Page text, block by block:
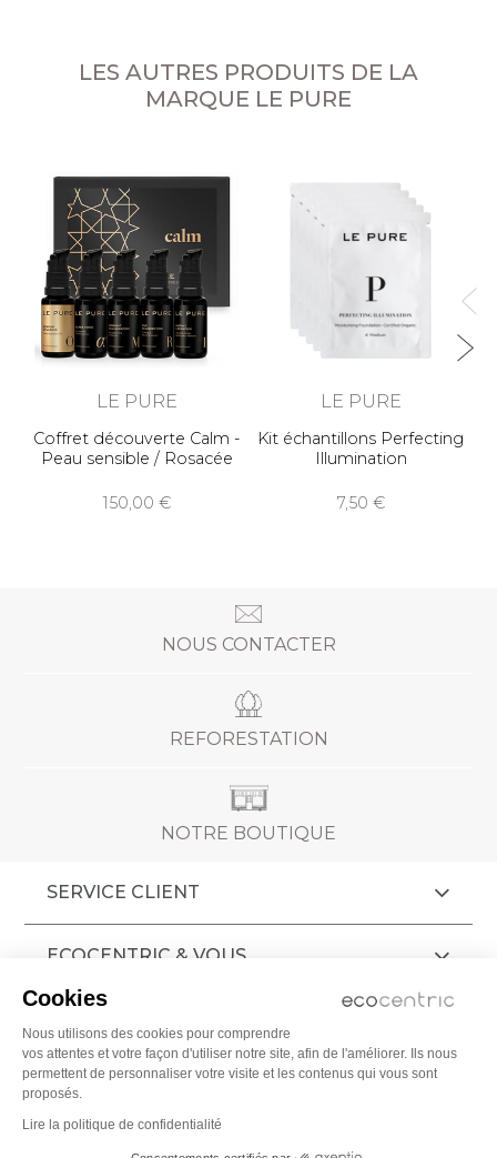
LES AUTRES PRODUITS DE LA
MARQUE LE PURE
LE PURE
Coffret découverte Calm -
Peau sensible / Rosacée
150,00
LE PURE
Kit échantillons Perfecting
Illumination
7,50
NOUS CONTACTER
REFORESTATION
NOTRE BOUTIQUE
SERVICE CLIENT
ECOCENTRIC & VOUS
CGV
MENTIONS LÉGALES
© 2009 - 2026 ECOCENTRIC Tous droits
Cookies
Nous utilisons des cookies pour comprendre
vos attentes et votre façon d'utiliser notre site, afin de l'améliorer. Ils nous
permettent de personnaliser votre visite et les contenus qui vous sont
proposés.
Lire la politique de confidentialité